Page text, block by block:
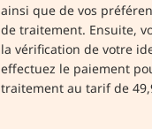
ainsi que de vos
de traitement. Ensuite,
la vérification de votre
effectuez le paiement
traitement au tarif de